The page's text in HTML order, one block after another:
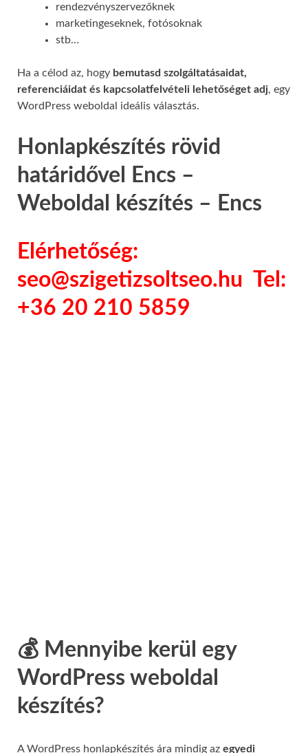
rendezvényszervezőknek
marketingeseknek, fotósoknak
stb…
Ha a célod az, hogy bemutasd szolgáltatásaidat,
referenciáidat és kapcsolatfelvételi lehetőséget adj, egy
WordPress weboldal ideális választás.
Honlapkészítés rövid
határidővel Encs –
Weboldal készítés – Encs
Elérhetőség:
seo@szigetizsoltseo.hu Tel:
+36 20 210 5859
💰 Mennyibe kerül egy
WordPress weboldal
készítés?
A WordPress honlapkészítés ára mindig az egyedi